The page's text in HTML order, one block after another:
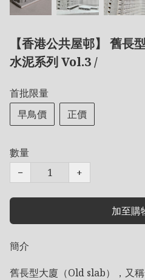
【香港公共屋邨】 舊
水泥系列 Vol.3 /
首批限量
早鳥價
正價
數量
−
+
加至購
簡介
舊長型大廈（Old slab），又